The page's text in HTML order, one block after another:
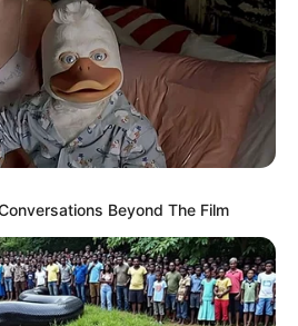
Beyond The Film